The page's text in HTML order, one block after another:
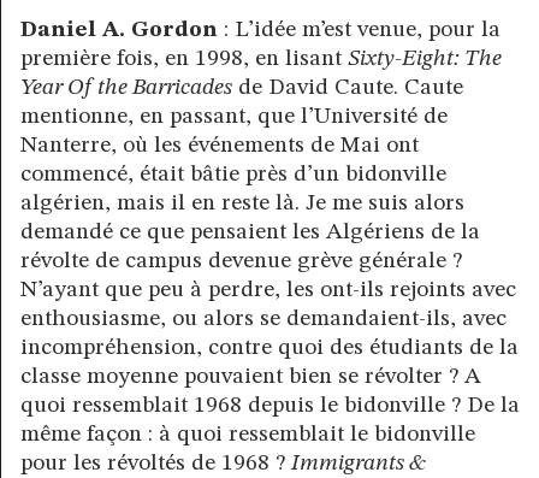
Daniel A. Gordon : L’idée m’est venue, pour la
première fois, en 1998, en lisant Sixty-Eight: The
Year Of the Barricades de David Caute. Caute
mentionne, en passant, que l’Université de
Nanterre, où les événements de Mai ont
commencé, était bâtie près d’un bidonville
algérien, mais il en reste là. Je me suis alors
demandé ce que pensaient les Algériens de la
révolte de campus devenue grève générale ?
N’ayant que peu à perdre, les ont-ils rejoints avec
enthousiasme, ou alors se demandaient-ils, avec
incompréhension, contre quoi des étudiants de la
classe moyenne pouvaient bien se révolter ? A
quoi ressemblait 1968 depuis le bidonville ? De la
même façon : à quoi ressemblait le bidonville
pour les révoltés de 1968 ?Immigrants &